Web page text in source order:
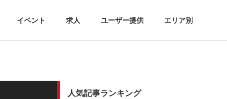
イベント 求人 ユーザー提供 エリア別
人気記事ランキング